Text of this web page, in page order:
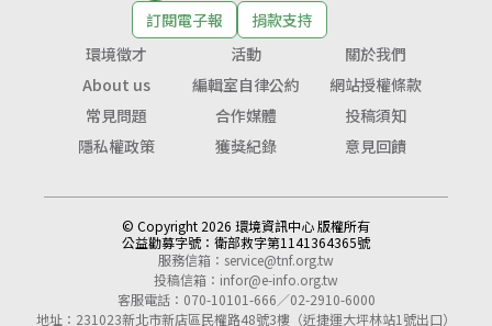
訂閱電子報
捐款支持
環境徵才
活動
關於我們
About us
編輯室自律公約
網站授權條款
常見問題
合作媒體
投稿須知
隱私權政策
獲獎紀錄 意見回饋
© Copyright 2026 環境資訊中心 版權所有
公益勸募字號： 衛部救字第1141364365號
服務信箱： service@tnf.org.tw
投稿信箱： infor@e-info.org.tw
客服電話：070-10101-666／02-2910-6000
地址：231023新北市新店區民權路48號3樓（近捷運大坪林站1號出口）